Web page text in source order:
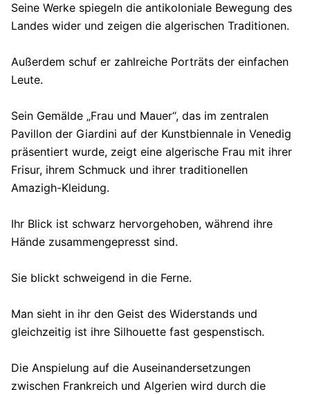
Seine Werke spiegeln die antikoloniale Bewegung des
Landes wider und zeigen die algerischen Traditionen.
Außerdem schuf er zahlreiche Porträts der einfachen
Leute.
Sein Gemälde „Frau und Mauer“, das im zentralen
Pavillon der Giardini auf der Kunstbiennale in Venedig
präsentiert wurde, zeigt eine algerische Frau mit ihrer
Frisur, ihrem Schmuck und ihrer traditionellen
Amazigh-Kleidung.
Ihr Blick ist schwarz hervorgehoben, während ihre
Hände zusammengepresst sind.
Sie blickt schweigend in die Ferne.
Man sieht in ihr den Geist des Widerstands und
gleichzeitig ist ihre Silhouette fast gespenstisch.
Die Anspielung auf die Auseinandersetzungen
zwischen Frankreich und Algerien wird durch die